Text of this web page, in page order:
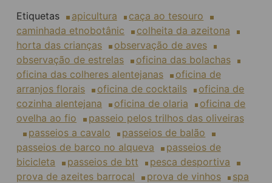
Etiquetas apicultura
caça ao tesouro
caminhada etnobotânic
colheita da azeitona
horta das crianças
observação de aves
observação de estrelas
oficina das bolachas
oficina das colheres alentejanas
oficina de
arranjos florais
oficina de cocktails
oficina de
cozinha alentejana
oficina de olaria
oficina de
ovelha ao fio
passeio pelos trilhos das oliveiras
passeios a cavalo
passeios de balão
passeios de barco no alqueva
passeios de
bicicleta
passeios de btt
pesca desportiva
prova de azeites barrocal
prova de vinhos
spa